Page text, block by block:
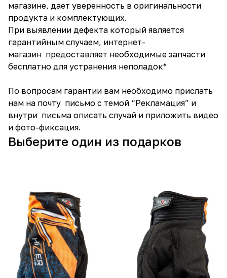
магазине, дает уверенность в оригинальности
продукта и комплектующих.
При выявлении дефекта который является
гарантийным случаем, интернет-
магазин предоставляет необходимые запчасти
бесплатно для устранения неполадок*
По вопросам гарантии вам необходимо прислать
нам на почту письмо с темой “Рекламация” и
внутри письма описать случай и приложить видео
и фото-фиксация.
Выберите один из подарков